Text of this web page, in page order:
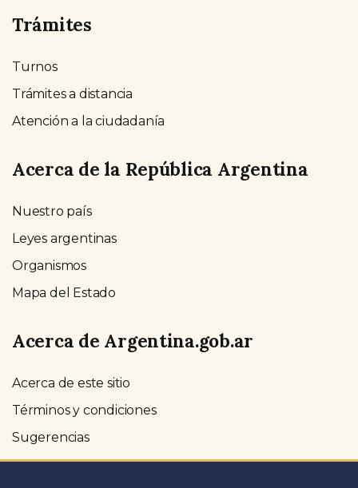
Trámites
Turnos
Trámites a distancia
Atención a la ciudadanía
Acerca de la República Argentina
Nuestro país
Leyes argentinas
Organismos
Mapa del Estado
Acerca de Argentina.gob.ar
Acerca de este sitio
Términos y condiciones
Sugerencias